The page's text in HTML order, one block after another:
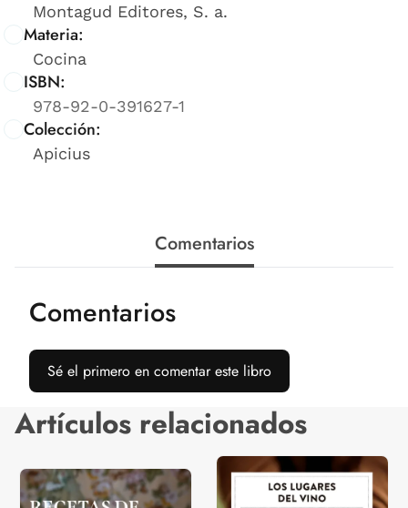
Montagud Editores, S. a.
Materia:
Cocina
ISBN:
978-92-0-391627-1
Colección:
Apicius
Comentarios
Comentarios
Sé el primero en comentar este libro
Artículos relacionados